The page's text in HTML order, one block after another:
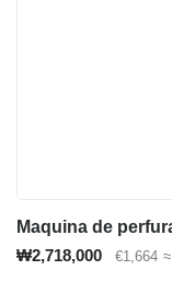
Maquina de
₩2,718,000
€1,664